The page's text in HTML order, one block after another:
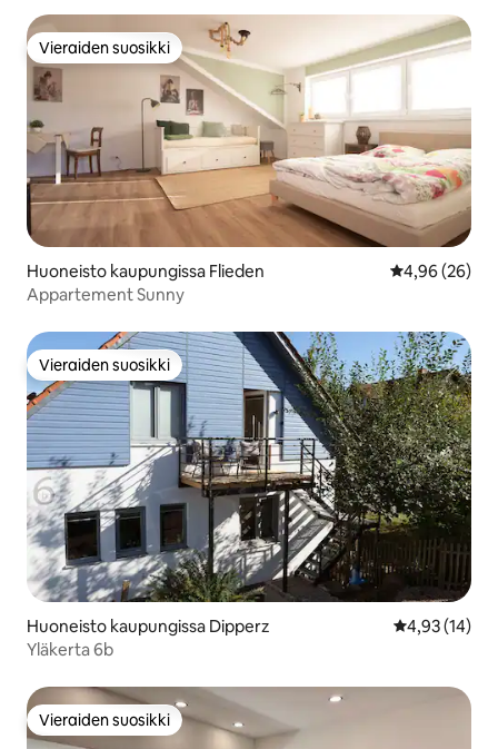
Vieraiden suosikki
Vieraiden suosikki
Huoneisto kaupungissa Flieden
4,96 (26)
Appartement Sunny
Vieraiden suosikki
Vieraiden suosikki
Huoneisto kaupungissa Dipperz
4,93 (14)
Yläkerta 6b
Vieraiden suosikki
Vieraiden suosikki